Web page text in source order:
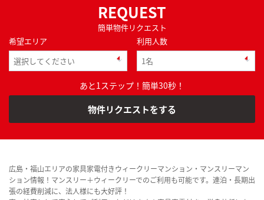
REQUEST
簡単物件リクエスト
希望エリア
利用人数
あと1ステップ！簡単30秒！
物件リクエストをする
広島・福山エリアの家具家電付きウィークリーマンション・マンスリーマン
ション情報！マンスリー＋ウィークリーでのご利用も可能です。連泊・長期出
張の経費削減に、法人様にも大好評！